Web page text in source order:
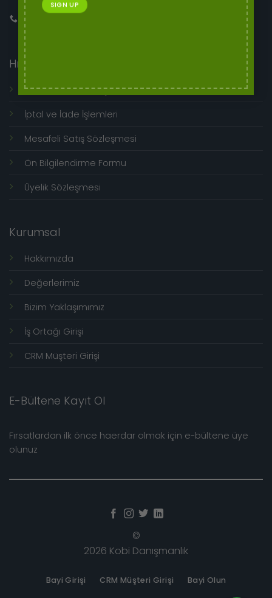
Bizi Arayın
Hızlı Menü
Genel Kullanım Koşulları
İptal ve İade İşlemleri
Mesafeli Satış Sözleşmesi
Ön Bilgilendirme Formu
Üyelik Sözleşmesi
Kurumsal
Hakkımızda
Değerlerimiz
Bizim Yaklaşımımız
İş Ortağı Girişi
CRM Müşteri Girişi
E-Bültene Kayıt Ol
Fırsatlardan ilk önce haerdar olmak için e-bültene üye
olunuz
©
2026 Kobi Danışmanlık
Bayi Girişi CRM Müşteri Girişi Bayi Olun